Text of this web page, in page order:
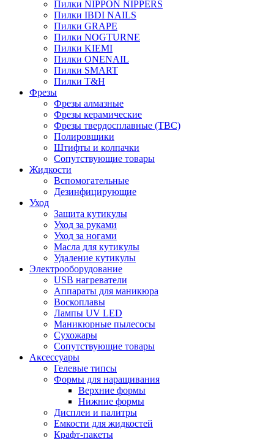
Пилки NIPPON NIPPERS
Пилки IBDI NAILS
Пилки GRAPE
Пилки NOGTURNE
Пилки KIEMI
Пилки ONENAIL
Пилки SMART
Пилки T&H
Фрезы
Фрезы алмазные
Фрезы керамические
Фрезы твердосплавные (ТВС)
Полировщики
Штифты и колпачки
Сопутствующие товары
Жидкости
Вспомогательные
Дезинфицирующие
Уход
Защита кутикулы
Уход за руками
Уход за ногами
Масла для кутикулы
Удаление кутикулы
Электрооборудование
USB нагреватели
Аппараты для маникюра
Воскоплавы
Лампы UV LED
Маникюрные пылесосы
Сухожары
Сопутствующие товары
Аксессуары
Гелевые типсы
Формы для наращивания
Верхние формы
Нижние формы
Дисплеи и палитры
Емкости для жидкостей
Крафт-пакеты